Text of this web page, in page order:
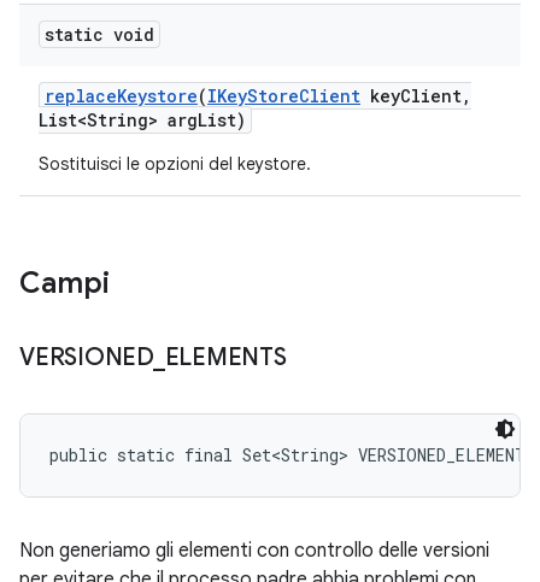
static void
replaceKeystore(IKeyStoreClient keyClient,
List<String> argList)
Sostituisci le opzioni del keystore.
Campi
VERSIONED_ ELEMENTS
public static final Set<String> VERSIONED_ELEMENTS
Non generiamo gli elementi con controllo delle versioni